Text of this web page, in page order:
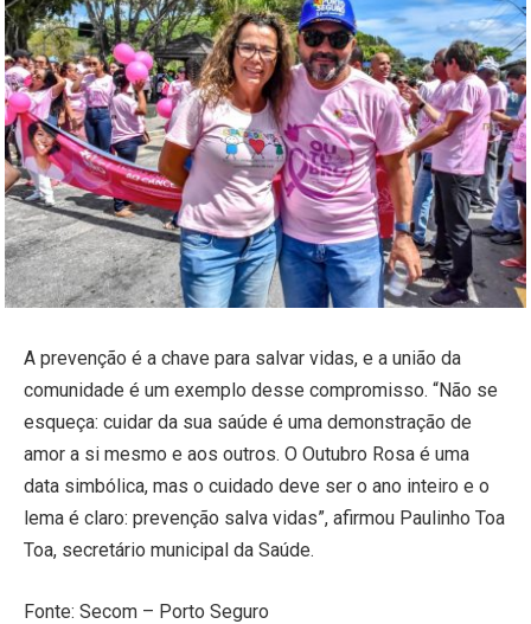
A prevenção é a chave para salvar vidas, e a união da
comunidade é um exemplo desse compromisso. “Não se
esqueça: cuidar da sua saúde é uma demonstração de
amor a si mesmo e aos outros. O Outubro Rosa é uma
data simbólica, mas o cuidado deve ser o ano inteiro e o
lema é claro: prevenção salva vidas”, afirmou Paulinho Toa
Toa, secretário municipal da Saúde.
Fonte: Secom – Porto Seguro